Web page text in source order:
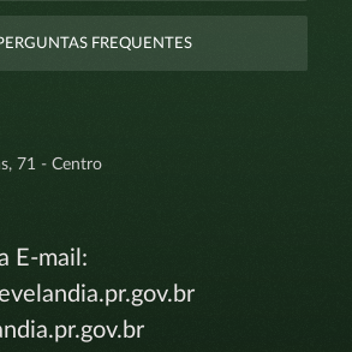
FREQUENTES
71 - Centro
E-mail: